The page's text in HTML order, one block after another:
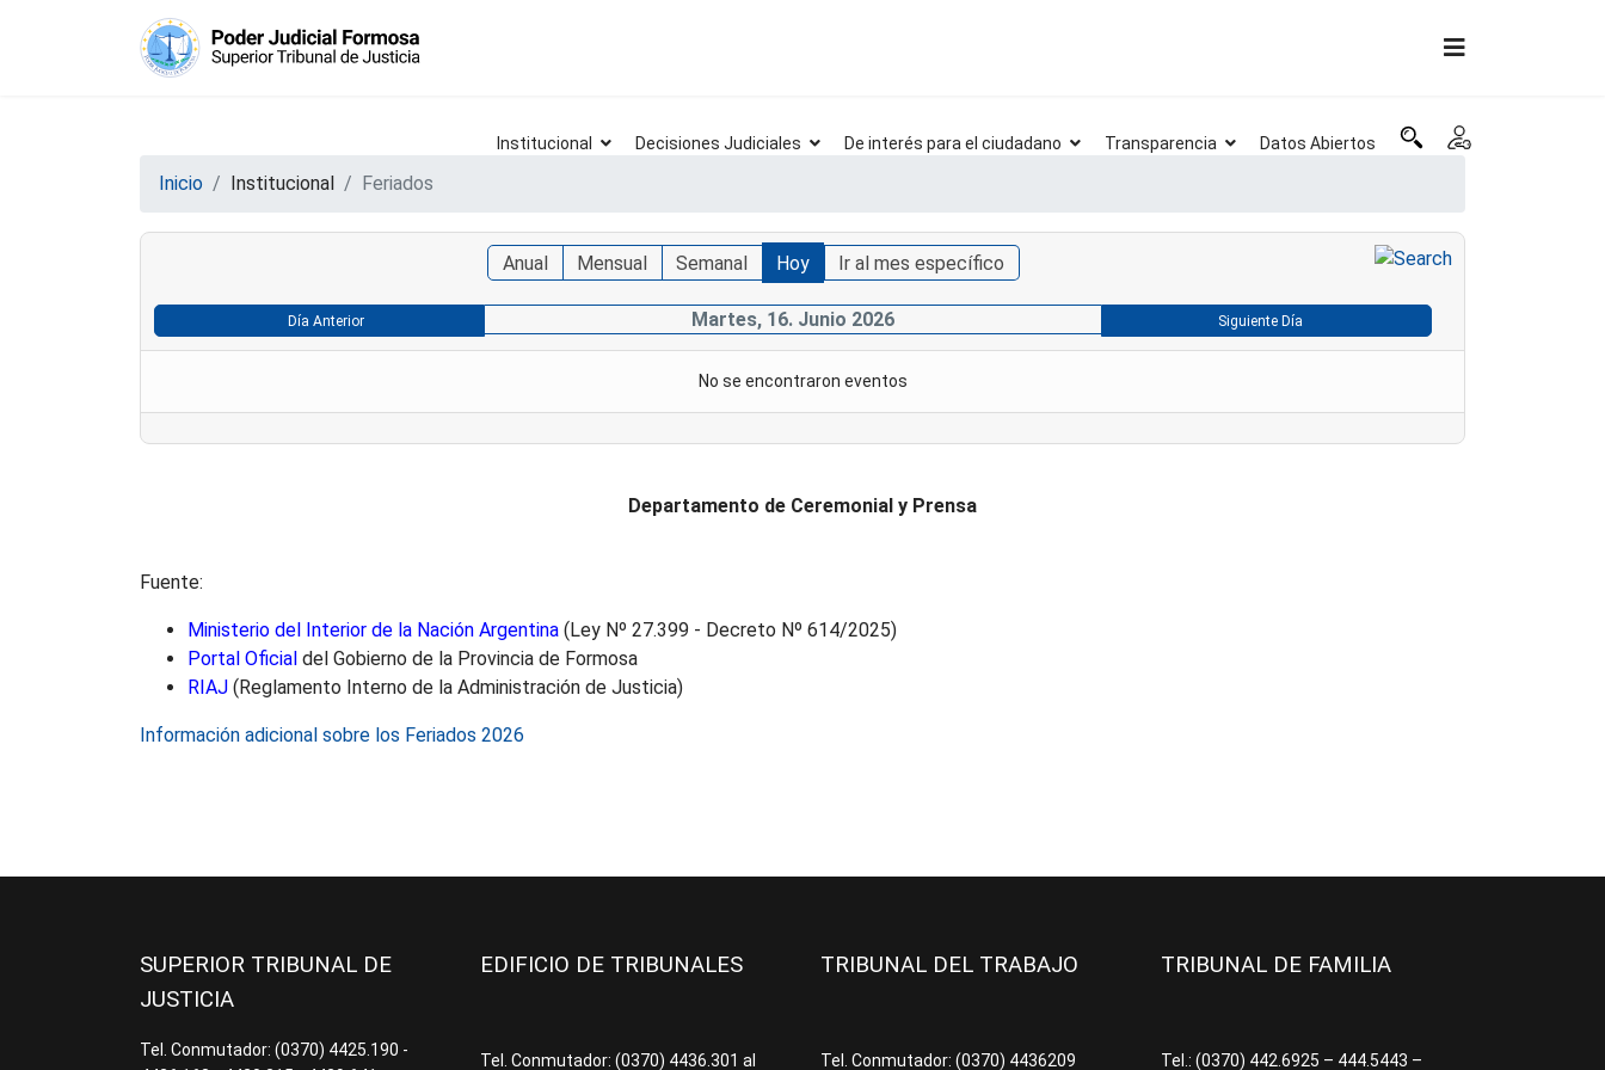
Institucional Decisiones Judiciales De interés para el ciudadano Transparencia Datos Abiertos
Inicio Institucional Feriados
Anual Mensual Semanal Hoy Ir al mes específico
Día Anterior Martes, 16. Junio 2026 Siguiente Día
No se encontraron eventos
Departamento de Ceremonial y Prensa
Fuente:
Ministerio del Interior de la Nación Argentina (Ley Nº 27.399 - Decreto Nº 614/2025)
Portal Oficial del Gobierno de la Provincia de Formosa
RIAJ (Reglamento Interno de la Administración de Justicia)
Información adicional sobre los Feriados 2026
SUPERIOR TRIBUNAL DE
JUSTICIA
Tel. Conmutador: (0370) 4425.190 -
EDIFICIO DE TRIBUNALES
Tel. Conmutador: (0370) 4436.301 al
TRIBUNAL DEL TRABAJO
Tel. Conmutador: (0370) 4436209
TRIBUNAL DE FAMILIA
Tel.: (0370) 442.6925 – 444.5443 –